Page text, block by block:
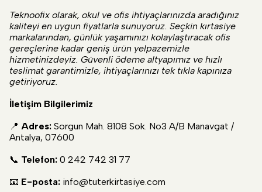
Teknoofix olarak, okul ve ofis ihtiyaçlarınızda aradığınız
kaliteyi en uygun fiyatlarla sunuyoruz. Seçkin kırtasiye
markalarından, günlük yaşamınızı kolaylaştıracak ofis
gereçlerine kadar geniş ürün yelpazemizle
hizmetinizdeyiz. Güvenli ödeme altyapımız ve hızlı
teslimat garantimizle, ihtiyaçlarınızı tek tıkla kapınıza
getiriyoruz.
İletişim Bilgilerimiz
📍 Adres: Sorgun Mah. 8108 Sok. No3 A/B Manavgat /
Antalya, 07600
📞 Telefon: 0 242 742 31 77
📧 E-posta: info@tuterkirtasiye.com